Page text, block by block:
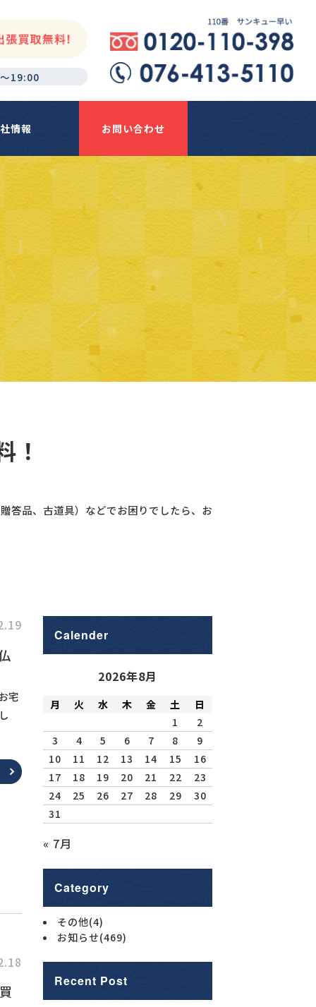
19:00
情報 お問い合わせ
！
答品、古道具）などでお困りでしたら、お
宅
Calender
2026年8月
月 火 水 木 金 土
日
1
2
3
4 5 6 7 8
9
10
11 12 13 14 15
16
17
18 19 20 21 22
23
24
25 26 27 28 29
30
31
« 7月
Category
その他(4)
お知らせ(469)
Recent Post